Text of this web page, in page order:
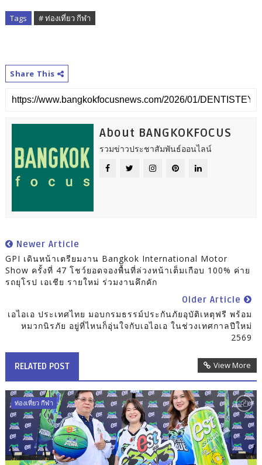
Tags # ท่องเที่ยว กีฬา
Share This
About BANGKOKFOCUS
รวมข่าวประชาสัมพันธ์ออนไลน์
Newer Article
GPI เดินหน้าเตรียมงาน Bangkok International Motor
Show ครั้งที่ 47 โชว์ยอดจองพื้นที่ล่วงหน้าเต็มเกือบ 100% ค่าย
รถยุโรป เอเชีย รายใหม่ ร่วมงานคึกคัก
Older Article
เอไอเอ ประเทศไทย มอบกรมธรรม์ประกันภัยอุบัติเหตุฟรี พร้อม
หมวกนิรภัย อยู่ที่ไหนก็อุ่นใจกับเอไอเอ ในช่วงเทศกาลปีใหม่
2569
RELATED POST View More
ท่องเที่ยว กีฬา